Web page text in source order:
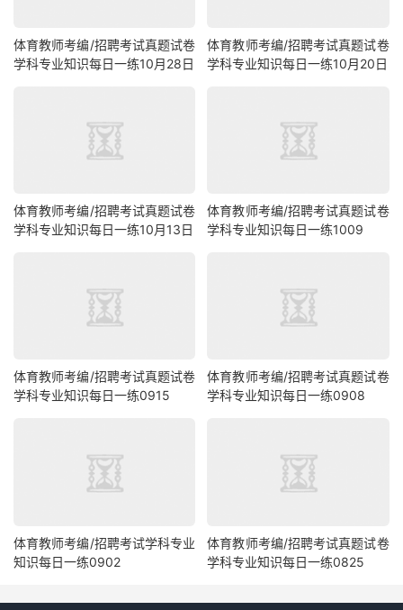
体育教师考编/招聘考试真题试卷
学科专业知识每日一练10月28日
体育教师考编/招聘考试真题试卷
学科专业知识每日一练10月20日
体育教师考编/招聘考试真题试卷
学科专业知识每日一练10月13日
体育教师考编/招聘考试真题试卷
学科专业知识每日一练1009
体育教师考编/招聘考试真题试卷
学科专业知识每日一练0915
体育教师考编/招聘考试真题试卷
学科专业知识每日一练0908
体育教师考编/招聘考试学科专业
知识每日一练0902
体育教师考编/招聘考试真题试卷
学科专业知识每日一练0825